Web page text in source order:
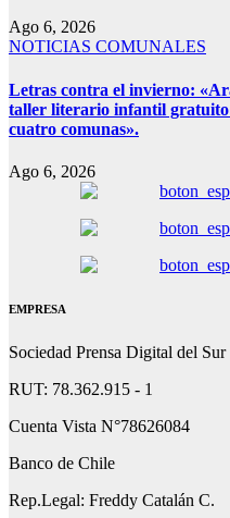
Ago 6, 2026
NOTICIAS COMUNALES
Letras contra el invierno:
taller literario infantil gratuito
cuatro comunas».
Ago 6, 2026
EMPRESA
Sociedad Prensa Digital del Sur
RUT: 78.362.915 - 1
Cuenta Vista N°78626084
Banco de Chile
Rep.Legal: Freddy Catalán C.